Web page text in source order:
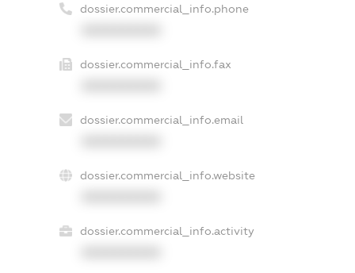
dossier.commercial_info.phone
dossier.commercial_info.fax
dossier.commercial_info.email
dossier.commercial_info.website
dossier.commercial_info.activity